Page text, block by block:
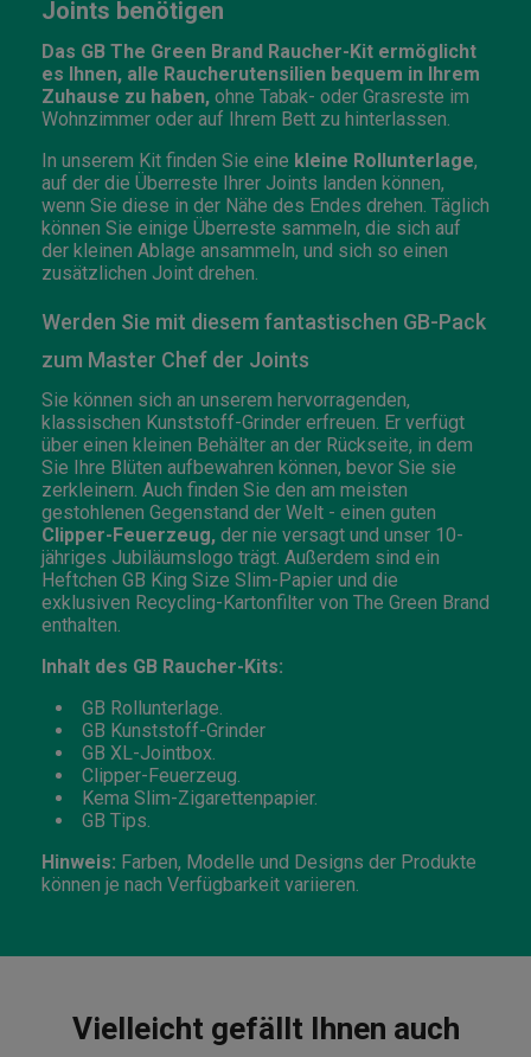
Joints benötigen
Das GB The Green Brand Raucher-Kit ermöglicht
es Ihnen, alle Raucherutensilien bequem in Ihrem
Zuhause zu haben, ohne Tabak- oder Grasreste im
Wohnzimmer oder auf Ihrem Bett zu hinterlassen.
In unserem Kit finden Sie eine kleine Rollunterlage,
auf der die Überreste Ihrer Joints landen können,
wenn Sie diese in der Nähe des Endes drehen. Täglich
können Sie einige Überreste sammeln, die sich auf
der kleinen Ablage ansammeln, und sich so einen
zusätzlichen Joint drehen.
Werden Sie mit diesem fantastischen GB-Pack
zum Master Chef der Joints
Sie können sich an unserem hervorragenden,
klassischen Kunststoff-Grinder erfreuen. Er verfügt
über einen kleinen Behälter an der Rückseite, in dem
Sie Ihre Blüten aufbewahren können, bevor Sie sie
zerkleinern. Auch finden Sie den am meisten
gestohlenen Gegenstand der Welt - einen guten
Clipper-Feuerzeug, der nie versagt und unser 10-
jähriges Jubiläumslogo trägt. Außerdem sind ein
Heftchen GB King Size Slim-Papier und die
exklusiven Recycling-Kartonfilter von The Green Brand
enthalten.
Inhalt des GB Raucher-Kits:
GB Rollunterlage.
GB Kunststoff-Grinder
GB XL-Jointbox.
Clipper-Feuerzeug.
Kema Slim-Zigarettenpapier.
GB Tips.
Hinweis: Farben, Modelle und Designs der Produkte
können je nach Verfügbarkeit variieren.
Vielleicht gefällt Ihnen auch